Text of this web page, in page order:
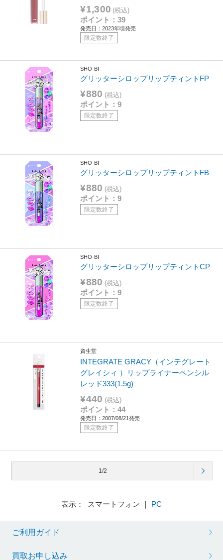
¥1,300 (税込)
ポイント：39
発売日：2023年頃発売
限定数終了
SHO-BI
グリッターシロップリップティントFP
¥880 (税込)
ポイント：9
限定数終了
SHO-BI
グリッターシロップリップティントFB
¥880 (税込)
ポイント：9
限定数終了
SHO-BI
グリッターシロップリップティントCP
¥880 (税込)
ポイント：9
限定数終了
資生堂
INTEGRATE GRACY（インテグレート
グレイシィ ）リップライナーペンシル
レッド333(1.5g)
¥440 (税込)
ポイント：44
発売日：2007/08/21発売
限定数終了
1/2
表示： スマートフォン ｜ PC
ご利用ガイド
買取お申し込み